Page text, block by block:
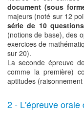
document (sous
majeurs (noté sur 12
série de 10
(notions de base), des
exercices de
sur 20).
La seconde épreuve
comme la première)
aptitudes
2 - L'épreuve orale